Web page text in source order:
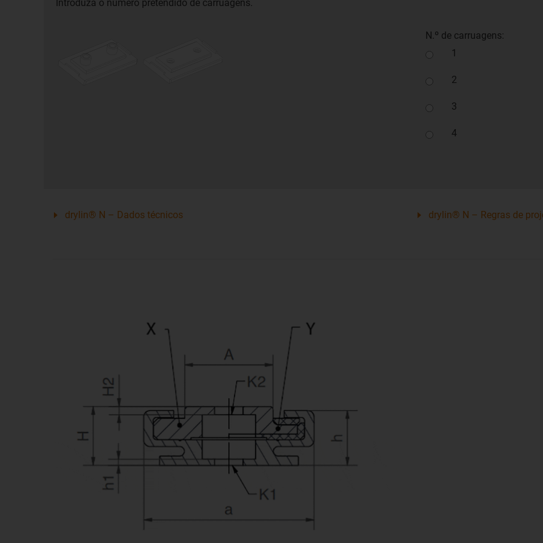
Introduza o número pretendido de carruagens.
N.º de carruagens:
1
2
3
4
drylin® N – Dados técnicos drylin® N – Regras de